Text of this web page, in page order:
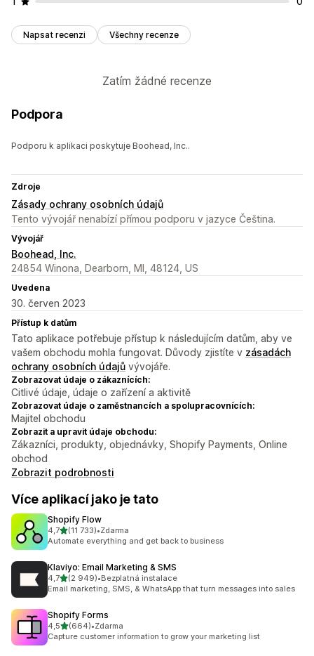
Napsat recenzi Všechny recenze
Zatím žádné recenze
Podpora
Podporu k aplikaci poskytuje Boohead, Inc..
Zdroje
Zásady ochrany osobních údajů
Tento vývojář nenabízí přímou podporu v jazyce Čeština.
Vývojář
Boohead, Inc.
24854 Winona, Dearborn, MI, 48124, US
Uvedena
30. červen 2023
Přístup k datům
Tato aplikace potřebuje přístup k následujícím datům, aby ve
vašem obchodu mohla fungovat. Důvody zjistíte v zásadách
ochrany osobních údajů vývojáře.
Zobrazovat údaje o zákaznících:
Citlivé údaje, údaje o zařízení a aktivitě
Zobrazovat údaje o zaměstnancích a spolupracovnících:
Majitel obchodu
Zobrazit a upravit údaje obchodu:
Zákazníci, produkty, objednávky, Shopify Payments, Online
obchod
Zobrazit podrobnosti
Více aplikací jako je tato
Shopify Flow
4,7z 5 hvězd
(11 733)
Celkový počet recenzí: 11733
•Zdarma
Automate everything and get back to business
Klaviyo: Email Marketing & SMS
4,7z 5 hvězd
(2 949)
Celkový počet recenzí: 2949
•Bezplatná instalace
Email marketing, SMS, & WhatsApp that turn messages into sales
Shopify Forms
4,5z 5 hvězd
(664)
Celkový počet recenzí: 664
•Zdarma
Capture customer information to grow your marketing list